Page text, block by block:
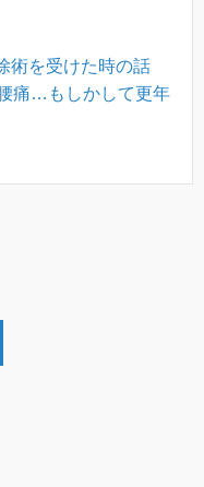
術を受けた時の話
痛…もしかして更年